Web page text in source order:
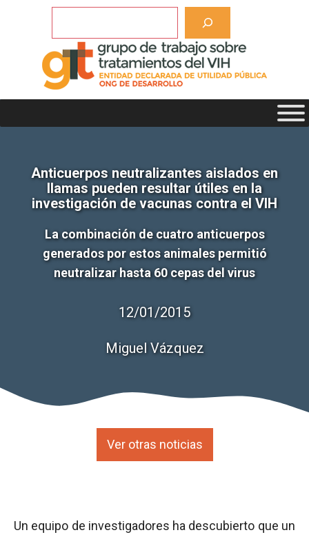
Anticuerpos neutralizantes aislados en
llamas pueden resultar útiles en la
investigación de vacunas contra el VIH
La combinación de cuatro anticuerpos
generados por estos animales permitió
neutralizar hasta 60 cepas del virus
12/01/2015
Miguel Vázquez
Ver otras noticias
Un equipo de investigadores ha descubierto que un